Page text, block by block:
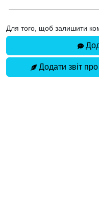
Для того, щоб залишити
Додати звіт